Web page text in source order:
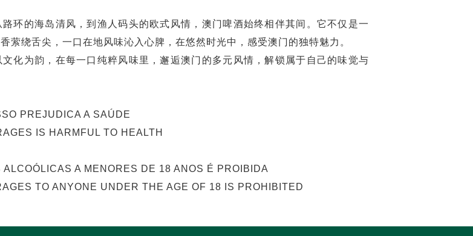
环的海岛清风，到渔人码头的欧式风情，澳门啤酒始终相伴其间。它不仅是一
萦绕舌尖，一口在地风味沁入心脾，在悠然时光中，感受澳门的独特魅力。
化为韵，在每一口纯粹风味里，邂逅澳门的多元风情，解锁属于自己的味觉与
PREJUDICA A SAÚDE
IS HARMFUL TO HEALTH
A MENORES DE 18 ANOS É PROIBIDA
TO ANYONE UNDER THE AGE OF 18 IS PROHIBITED